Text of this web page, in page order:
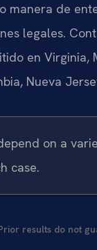
manera de
legales.
en Virginia,
Nueva
on a
case.
results do not